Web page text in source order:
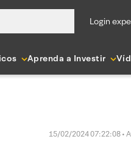
login
Aprenda a Investir
15/02/2024 07:22:08 •